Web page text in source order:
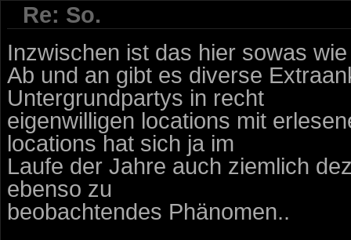
Re: So.
Inzwischen ist das hier sowas
Ab und an gibt es diverse
Untergrundpartys in recht
eigenwilligen locations mit
locations hat sich ja im
Laufe der Jahre auch ziemlich
ebenso zu
beobachtendes Phänomen..